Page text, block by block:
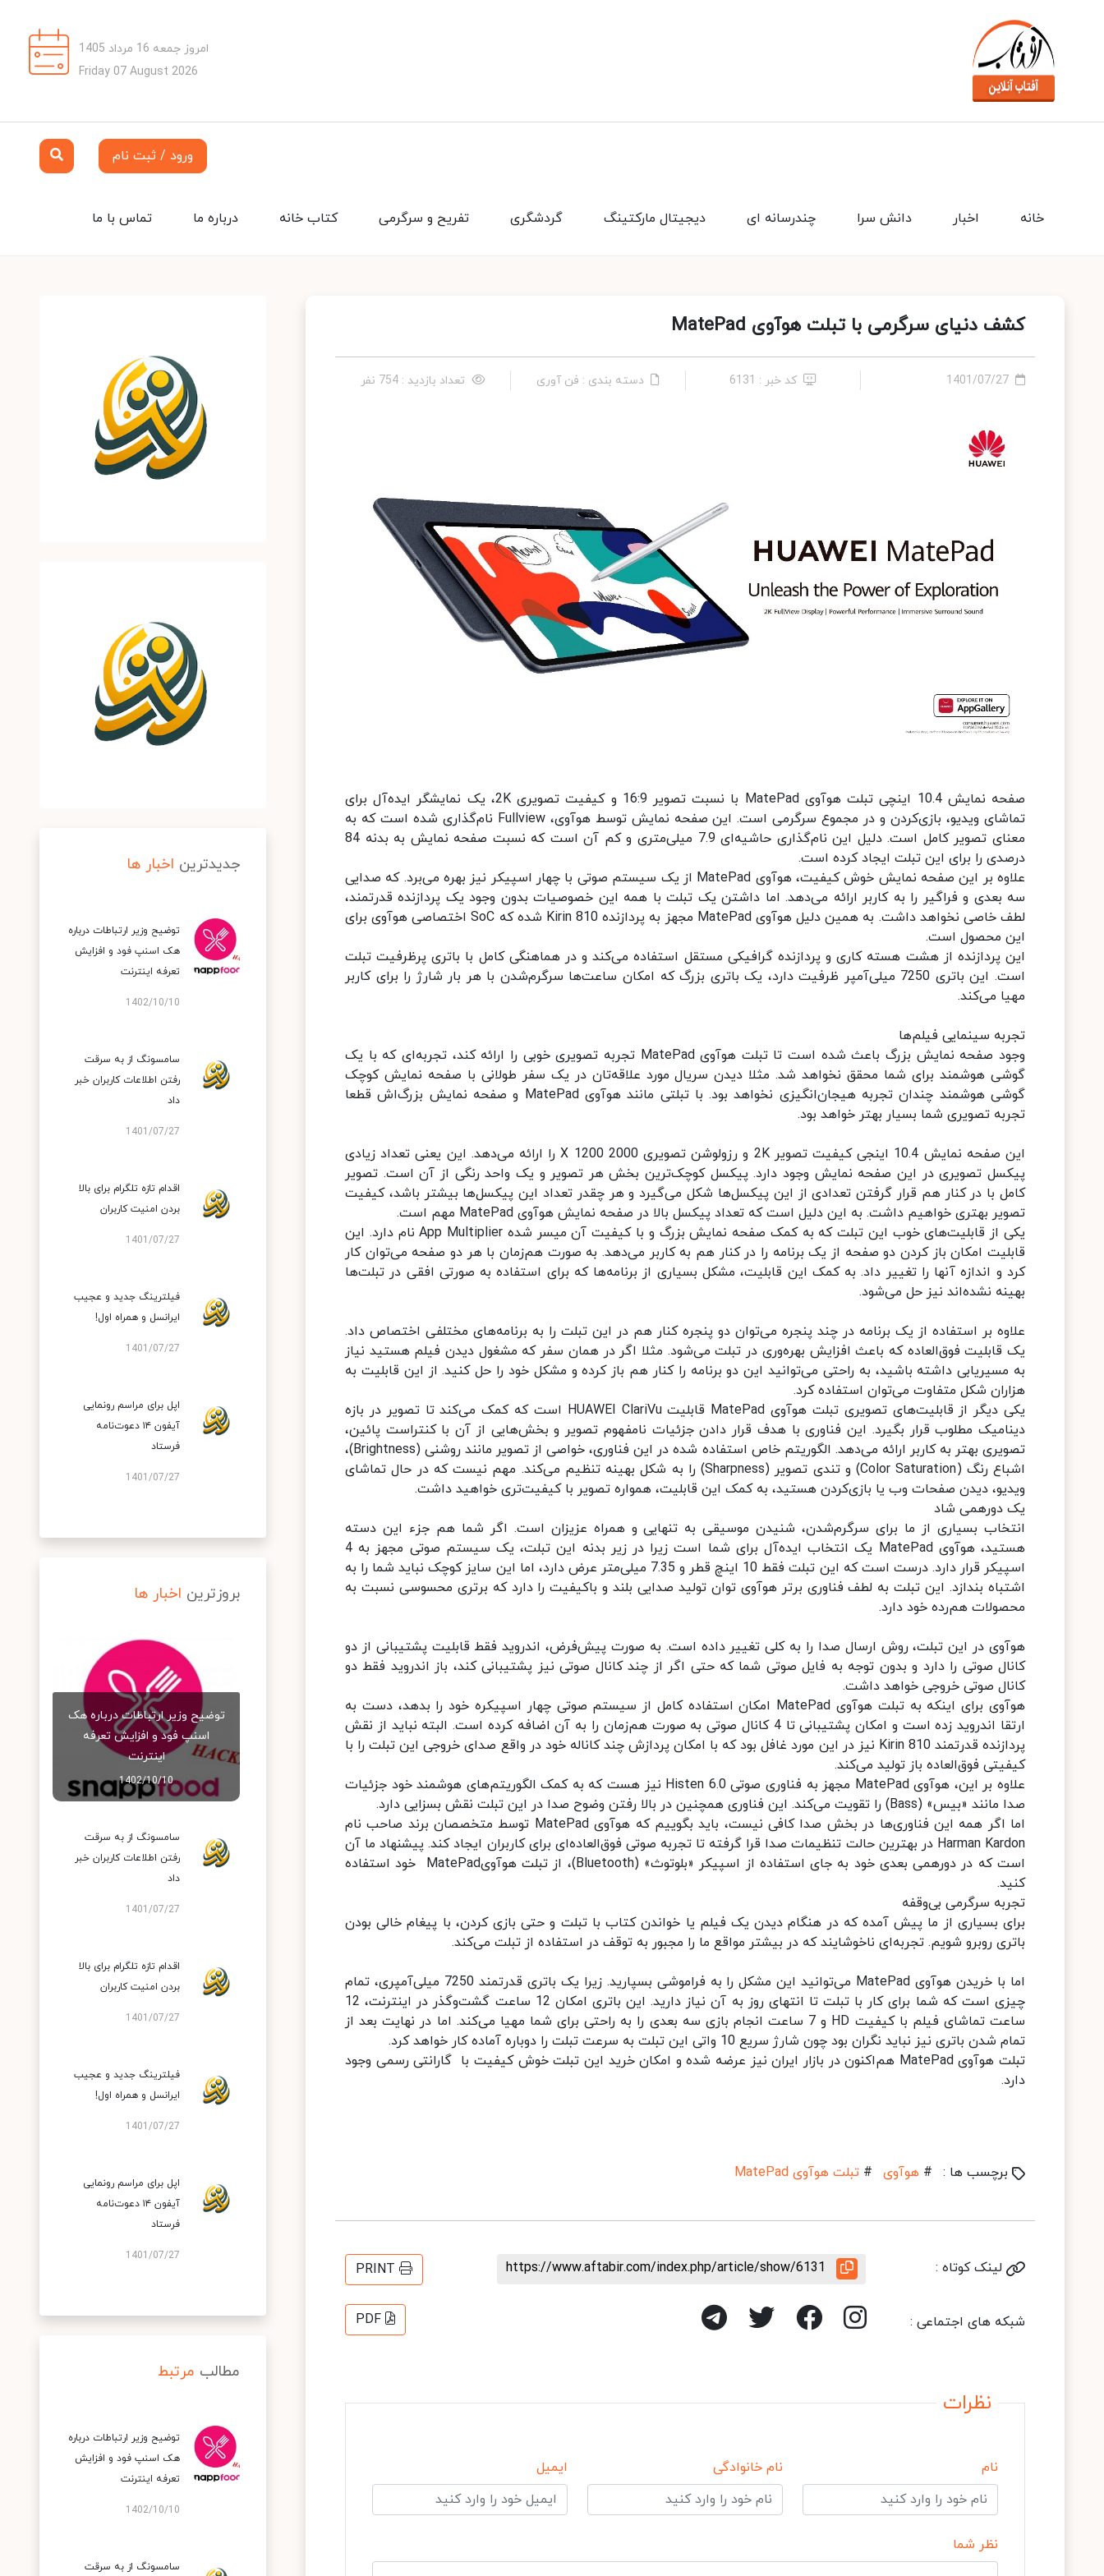
امروز جمعه 16 مرداد 1405
Friday 07 August 2026
ورود / ثبت نام
تماس با ما درباره ما کتاب خانه تفریح و سرگرمی گردشگری دیجیتال مارکتینگ چندرسانه ای دانش سرا اخبار خانه
کشف دنیای سرگرمی با تبلت هوآوی MatePad
1401/07/27 کد خبر : 6131 دسته بندی : فن آوری تعداد بازدید : 754 نفر
صفحه نمایش 10.4 اینچی تبلت هوآوی MatePad با نسبت تصویر 16:9 و کیفیت تصویری 2K، یک نمایشگر ایده‌آل برای
تماشای ویدیو، بازی‌کردن و در مجموع سرگرمی است. این صفحه نمایش توسط هوآوی، Fullview نام‌گذاری شده است که به
معنای تصویر کامل است. دلیل این نام‌گذاری حاشیه‌ای 7.9 میلی‌متری و کم آن است که نسبت صفحه نمایش به بدنه 84
درصدی را برای این تبلت ایجاد کرده است.
علاوه بر این صفحه نمایش خوش کیفیت، هوآوی MatePad از یک سیستم صوتی با چهار اسپیکر نیز بهره می‌برد. که صدایی
سه بعدی و فراگیر را به کاربر ارائه می‌دهد. اما داشتن یک تبلت با همه این خصوصیات بدون وجود یک پردازنده قدرتمند،
لطف خاصی نخواهد داشت. به همین دلیل هوآوی MatePad مجهز به پردازنده Kirin 810 شده که SoC اختصاصی هوآوی برای
این محصول است.
این پردازنده از هشت هسته کاری و پردازنده گرافیکی مستقل استفاده می‌کند و در هماهنگی کامل با باتری پرظرفیت تبلت
است. این باتری 7250 میلی‌آمپر ظرفیت دارد، یک باتری بزرگ که امکان ساعت‌ها سرگرم‌شدن با هر بار شارژ را برای کاربر
مهیا می‌کند.
تجربه سینمایی فیلم‌ها
وجود صفحه نمایش بزرگ باعث شده است تا تبلت هوآوی MatePad تجربه تصویری خوبی را ارائه کند، تجربه‌ای که با یک
گوشی هوشمند برای شما محقق نخواهد شد. مثلا دیدن سریال مورد علاقه‌تان در یک سفر طولانی با صفحه نمایش کوچک
گوشی هوشمند چندان تجربه هیجان‌انگیزی نخواهد بود. با تبلتی مانند هوآوی MatePad و صفحه نمایش بزرگ‌اش قطعا
تجربه تصویری شما بسیار بهتر خواهد بود.
این صفحه نمایش 10.4 اینجی کیفیت تصویر 2K و رزولوشن تصویری 2000 X 1200 را ارائه می‌دهد. این یعنی تعداد زیادی
پیکسل تصویری در این صفحه نمایش وجود دارد. پیکسل کوچک‌ترین بخش هر تصویر و یک واحد رنگی از آن است. تصویر
کامل با در کنار هم قرار گرفتن تعدادی از این پیکسل‌ها شکل می‌گیرد و هر چقدر تعداد این پیکسل‌ها بیشتر باشد، کیفیت
تصویر بهتری خواهیم داشت. به این دلیل است که تعداد پیکسل بالا در صفحه نمایش هوآوی MatePad مهم است.
یکی از قابلیت‌های خوب این تبلت که به کمک صفحه نمایش بزرگ و با کیفیت آن میسر شده App Multiplier نام دارد. این
قابلیت امکان باز کردن دو صفحه از یک برنامه را در کنار هم به کاربر می‌دهد. به صورت هم‌زمان با هر دو صفحه می‌توان کار
کرد و اندازه آنها را تغییر داد. به کمک این قابلیت، مشکل بسیاری از برنامه‌ها که برای استفاده به صورتی افقی در تبلت‌ها
بهینه نشده‌اند نیز حل می‌شود.
علاوه بر استفاده از یک برنامه در چند پنجره می‌توان دو پنجره کنار هم در این تبلت را به برنامه‌های مختلفی اختصاص داد.
یک قابلیت فوق‌العاده که باعث افزایش بهره‌وری در تبلت می‌شود. مثلا اگر در همان سفر که مشغول دیدن فیلم هستید نیاز
به مسیریابی داشته باشید، به راحتی می‌توانید این دو برنامه را کنار هم باز کرده و مشکل خود را حل کنید. از این قابلیت به
هزاران شکل متفاوت می‌توان استفاده کرد.
یکی دیگر از قابلیت‌های تصویری تبلت هوآوی MatePad قابلیت HUAWEI ClariVu است که کمک می‌کند تا تصویر در بازه
دینامیک مطلوب قرار بگیرد. این فناوری با هدف قرار دادن جزئیات نامفهوم تصویر و بخش‌هایی از آن با کنتراست پائین،
تصویری بهتر به کاربر ارائه می‌دهد. الگوریتم خاص استفاده شده در این فناوری، خواصی از تصویر مانند روشنی (Brightness)،
اشباع رنگ (Color Saturation) و تندی تصویر (Sharpness) را به شکل بهینه تنظیم می‌کند. مهم نیست که در حال تماشای
ویدیو، دیدن صفحات وب یا بازی‌کردن هستید، به کمک این قابلیت، همواره تصویر با کیفیت‌تری خواهید داشت.
یک دورهمی شاد
انتخاب بسیاری از ما برای سرگرم‌شدن، شنیدن موسیقی به تنهایی و همراه عزیزان است. اگر شما هم جزء این دسته
هستید، هوآوی MatePad یک انتخاب ایده‌آل برای شما است زیرا در زیر بدنه این تبلت، یک سیستم صوتی مجهز به 4
اسپیکر قرار دارد. درست است که این تبلت فقط 10 اینچ قطر و 7.35 میلی‌متر عرض دارد، اما این سایز کوچک نباید شما را به
اشتباه بندازد. این تبلت به لطف فناوری برتر هوآوی توان تولید صدایی بلند و باکیفیت را دارد که برتری محسوسی نسبت به
محصولات هم‌رده خود دارد.
هوآوی در این تبلت، روش ارسال صدا را به کلی تغییر داده است. به صورت پیش‌فرض، اندروید فقط قابلیت پشتیبانی از دو
کانال صوتی را دارد و بدون توجه به فایل صوتی شما که حتی اگر از چند کانال صوتی نیز پشتیبانی کند، باز اندروید فقط دو
کانال صوتی خروجی خواهد داشت.
هوآوی برای اینکه به تبلت هوآوی MatePad امکان استفاده کامل از سیستم صوتی چهار اسپیکره خود را بدهد، دست به
ارتقا اندروید زده است و امکان پشتیبانی تا 4 کانال صوتی به صورت هم‌زمان را به آن اضافه کرده است. البته نباید از نقش
پردازنده قدرتمند Kirin 810 نیز در این مورد غافل بود که با امکان پردازش چند کاناله خود در واقع صدای خروجی این تبلت را با
کیفیتی فوق‌العاده باز تولید می‌کند.
علاوه بر این، هوآوی MatePad مجهز به فناوری صوتی Histen 6.0 نیز هست که به کمک الگوریتم‌های هوشمند خود جزئیات
صدا مانند «بیس» (Bass) را تقویت می‌کند. این فناوری همچنین در بالا رفتن وضوح صدا در این تبلت نقش بسزایی دارد.
اما اگر همه این فناوری‌ها در بخش صدا کافی نیست، باید بگوییم که هوآوی MatePad توسط متخصصان برند صاحب نام
Harman Kardon در بهترین حالت تنظیمات صدا قرا گرفته تا تجربه صوتی فوق‌العاده‌ای برای کاربران ایجاد کند. پیشنهاد ما آن
است که در دورهمی بعدی خود به جای استفاده از اسپیکر «بلوتوث» (Bluetooth)، از تبلت هوآویMatePad خود استفاده
کنید.
تجربه سرگرمی بی‌وقفه
برای بسیاری از ما پیش آمده که در هنگام دیدن یک فیلم یا خواندن کتاب با تبلت و حتی بازی کردن، با پیغام خالی بودن
باتری روبرو شویم. تجربه‌ای ناخوشایند که در بیشتر مواقع ما را مجبور به توقف در استفاده از تبلت می‌کند.
اما با خریدن هوآوی MatePad می‌توانید این مشکل را به فراموشی بسپارید. زیرا یک باتری قدرتمند 7250 میلی‌آمپری، تمام
چیزی است که شما برای کار با تبلت تا انتهای روز به آن نیاز دارید. این باتری امکان 12 ساعت گشت‌و‌گذر در اینترنت، 12
ساعت تماشای فیلم با کیفیت HD و 7 ساعت انجام بازی سه بعدی را به راحتی برای شما مهیا می‌کند. اما در نهایت بعد از
تمام شدن باتری نیز نباید نگران بود چون شارژ سریع 10 واتی این تبلت به سرعت تبلت را دوباره آماده کار خواهد کرد.
تبلت هوآوی MatePad هم‌اکنون در بازار ایران نیز عرضه شده و امکان خرید این تبلت خوش کیفیت با گارانتی رسمی وجود
دارد.
برچسب ها : # هوآوی # تبلت هوآوی MatePad
لینک کوتاه : https://www.aftabir.com/index.php/article/show/6131
PRINT
شبکه های اجتماعی : PDF
نظرات
نام نام خانوادگی ایمیل
نظر شما
جدیدترین اخبار ها
توضیح وزیر ارتباطات درباره
هک اسنپ‌ فود و افزایش
تعرفه اینترنت
1402/10/10
سامسونگ از به سرقت
رفتن اطلاعات کاربران خبر
داد
1401/07/27
اقدام تازه تلگرام برای بالا
بردن امنیت کاربران
1401/07/27
فیلترینگ جدید و عجیب
ایرانسل و همراه اول!
1401/07/27
اپل برای مراسم رونمایی
آیفون ۱۴ دعوت‌نامه
فرستاد
1401/07/27
بروزترین اخبار ها
توضیح وزیر ارتباطات درباره هک
اسنپ‌ فود و افزایش تعرفه
اینترنت
1402/10/10
سامسونگ از به سرقت
رفتن اطلاعات کاربران خبر
داد
1401/07/27
اقدام تازه تلگرام برای بالا
بردن امنیت کاربران
1401/07/27
فیلترینگ جدید و عجیب
ایرانسل و همراه اول!
1401/07/27
اپل برای مراسم رونمایی
آیفون ۱۴ دعوت‌نامه
فرستاد
1401/07/27
مطالب مرتبط
توضیح وزیر ارتباطات درباره
هک اسنپ‌ فود و افزایش
تعرفه اینترنت
1402/10/10
سامسونگ از به سرقت